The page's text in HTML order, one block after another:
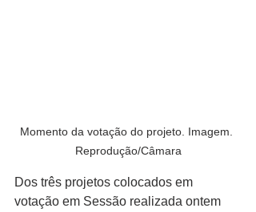
Momento da votação do projeto. Imagem.
Reprodução/Câmara
Dos três projetos colocados em
votação em Sessão realizada ontem